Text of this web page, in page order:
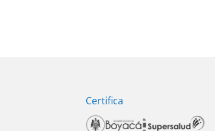
Certifica